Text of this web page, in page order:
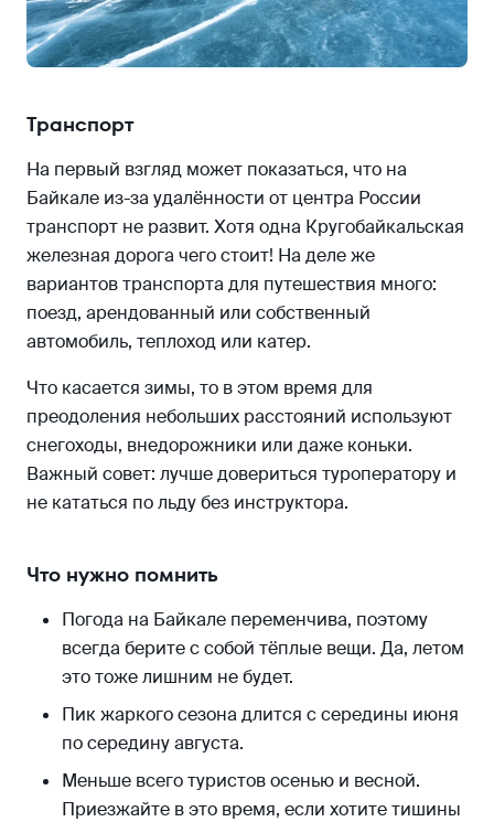
Транспорт
На первый взгляд может показаться, что на
Байкале из-за удалённости от центра России
транспорт не развит. Хотя одна Кругобайкальская
железная дорога чего стоит! На деле же
вариантов транспорта для путешествия много:
поезд, арендованный или собственный
автомобиль, теплоход или катер.
Что касается зимы, то в этом время для
преодоления небольших расстояний используют
снегоходы, внедорожники или даже коньки.
Важный совет: лучше довериться туроператору и
не кататься по льду без инструктора.
Что нужно помнить
Погода на Байкале переменчива, поэтому
всегда берите с собой тёплые вещи. Да, летом
это тоже лишним не будет.
Пик жаркого сезона длится с середины июня
по середину августа.
Меньше всего туристов осенью и весной.
Приезжайте в это время, если хотите тишины